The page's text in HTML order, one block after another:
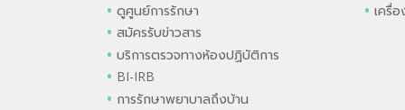
ดูศูนย์การรักษา
สมัครรับข่าวสาร
บริการตรวจทางห้องปฏิบัติการ
BI-IRB
การรักษาพยาบาลถึงบ้าน
เครื่